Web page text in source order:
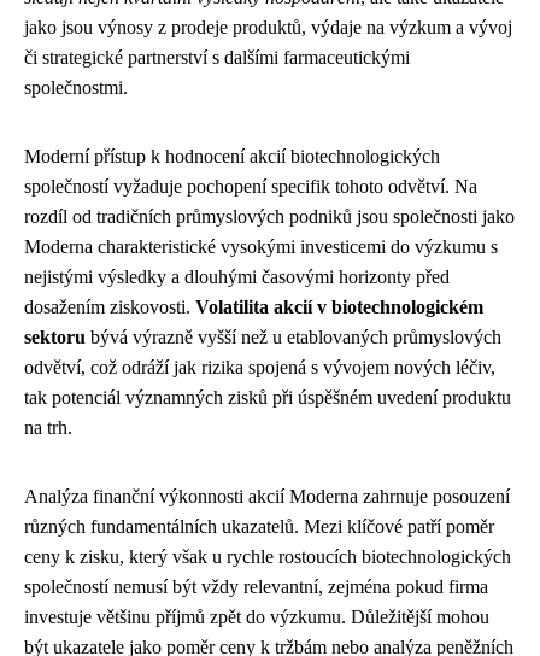
jako jsou výnosy z prodeje produktů, výdaje na výzkum a vývoj
či strategické partnerství s dalšími farmaceutickými
společnostmi.
Moderní přístup k hodnocení akcií biotechnologických
společností vyžaduje pochopení specifik tohoto odvětví. Na
rozdíl od tradičních průmyslových podniků jsou společnosti jako
Moderna charakteristické vysokými investicemi do výzkumu s
nejistými výsledky a dlouhými časovými horizonty před
dosažením ziskovosti. Volatilita akcií v biotechnologickém
sektoru bývá výrazně vyšší než u etablovaných průmyslových
odvětví, což odráží jak rizika spojená s vývojem nových léčiv,
tak potenciál významných zisků při úspěšném uvedení produktu
na trh.
Analýza finanční výkonnosti akcií Moderna zahrnuje posouzení
různých fundamentálních ukazatelů. Mezi klíčové patří poměr
ceny k zisku, který však u rychle rostoucích biotechnologických
společností nemusí být vždy relevantní, zejména pokud firma
investuje většinu příjmů zpět do výzkumu. Důležitější mohou
být ukazatele jako poměr ceny k tržbám nebo analýza peněžních